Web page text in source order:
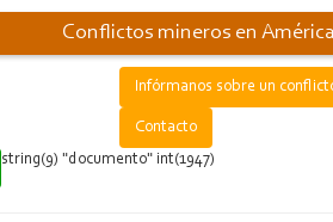
Conflictos mineros en
Infórmanos sobre un
Contacto
string(9) "documento" int(1947)